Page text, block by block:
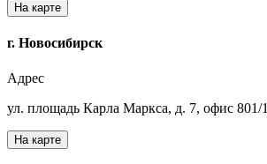
На карте
г. Новосибирск
Адрес
ул. площадь Карла Маркса, д. 7, офис 801/1
На карте